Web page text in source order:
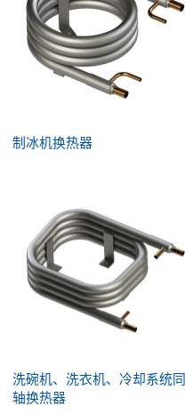
制冰机换热器
洗碗机、洗衣机、冷却系统同
轴换热器